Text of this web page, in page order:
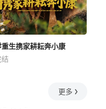
生携家耕耘奔小康
更多